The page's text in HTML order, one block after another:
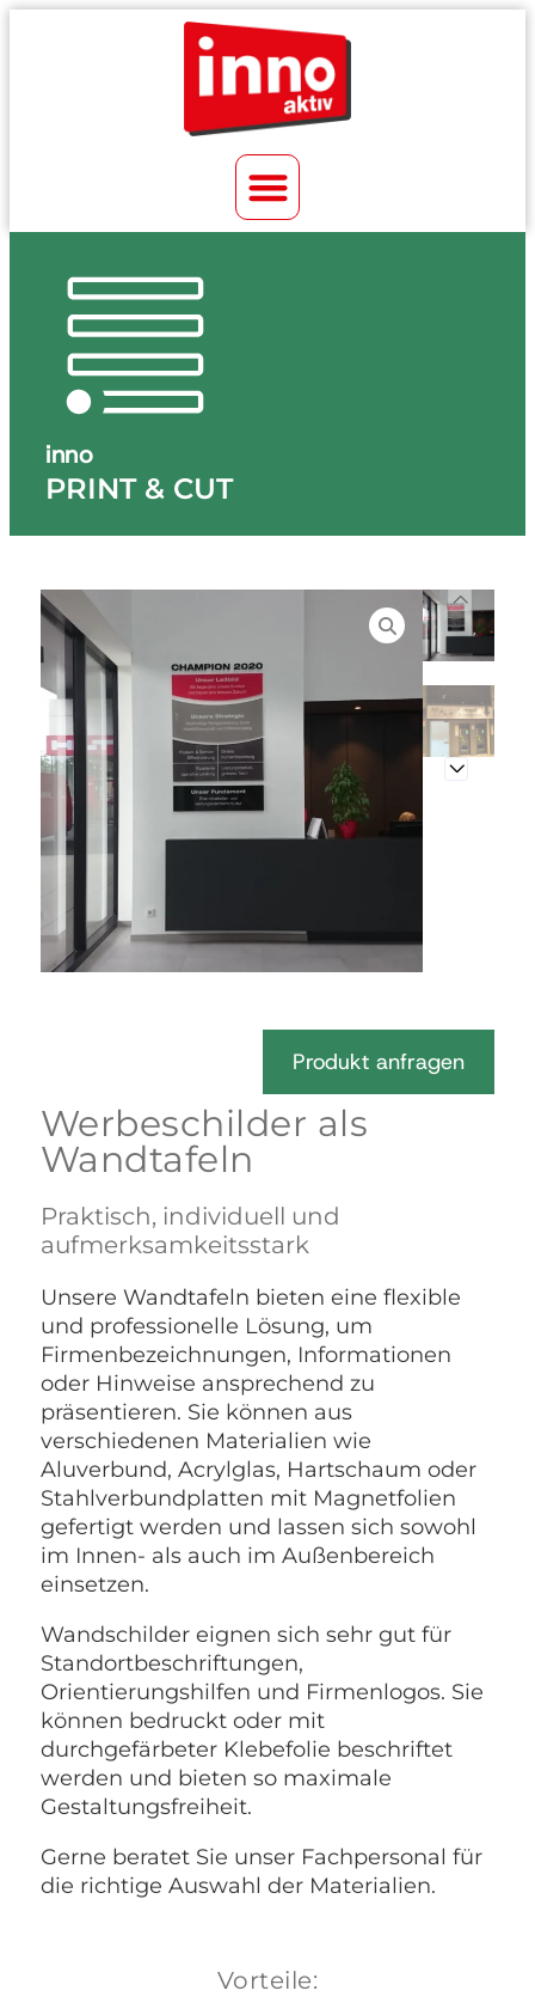
inno
PRINT & CUT
Produkt anfragen
Werbeschilder als
Wandtafeln
Praktisch, individuell und
aufmerksamkeitsstark
Unsere Wandtafeln bieten eine flexible
und professionelle Lösung, um
Firmenbezeichnungen, Informationen
oder Hinweise ansprechend zu
präsentieren. Sie können aus
verschiedenen Materialien wie
Aluverbund, Acrylglas, Hartschaum oder
Stahlverbundplatten mit Magnetfolien
gefertigt werden und lassen sich sowohl
im Innen- als auch im Außenbereich
einsetzen.
Wandschilder eignen sich sehr gut für
Standortbeschriftungen,
Orientierungshilfen und Firmenlogos. Sie
können bedruckt oder mit
durchgefärbeter Klebefolie beschriftet
werden und bieten so maximale
Gestaltungsfreiheit.
Gerne beratet Sie unser Fachpersonal für
die richtige Auswahl der Materialien.
Vorteile: